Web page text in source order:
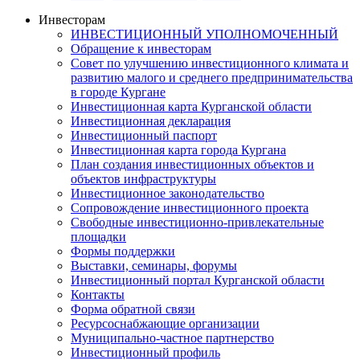
Инвесторам
ИНВЕСТИЦИОННЫЙ УПОЛНОМОЧЕННЫЙ
Обращение к инвесторам
Совет по улучшению инвестиционного климата и
развитию малого и среднего предпринимательства
в городе Кургане
Инвестиционная карта Курганской области
Инвестиционная декларация
Инвестиционный паспорт
Инвестиционная карта города Кургана
План создания инвестиционных объектов и
объектов инфраструктуры
Инвестиционное законодательство
Сопровождение инвестиционного проекта
Свободные инвестиционно-привлекательные
площадки
Формы поддержки
Выставки, семинары, форумы
Инвестиционный портал Курганской области
Контакты
Форма обратной связи
Ресурсоснабжающие организации
Муниципально-частное партнерство
Инвестиционный профиль